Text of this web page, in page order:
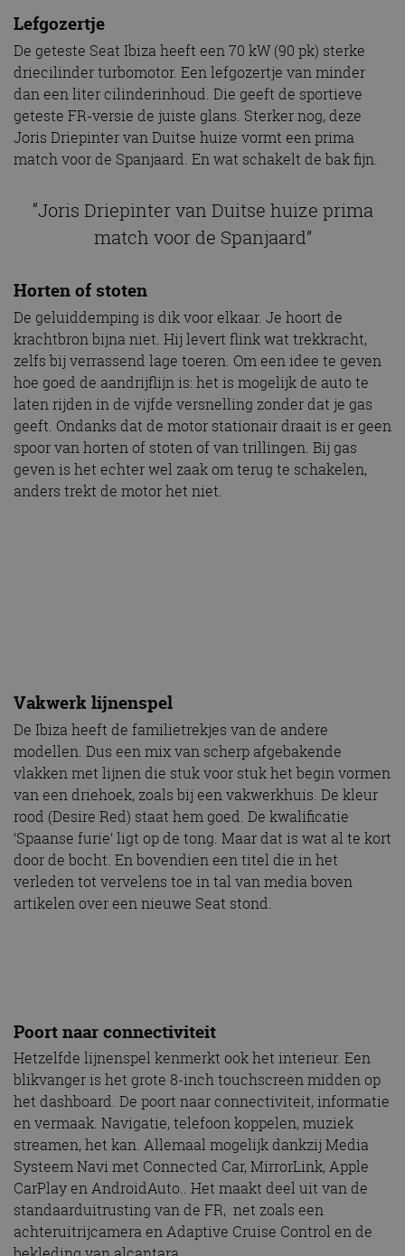
Lefgozertje
De geteste Seat Ibiza heeft een 70 kW (90 pk) sterke
driecilinder turbomotor. Een lefgozertje van minder
dan een liter cilinderinhoud. Die geeft de sportieve
geteste FR-versie de juiste glans. Sterker nog, deze
Joris Driepinter van Duitse huize vormt een prima
match voor de Spanjaard. En wat schakelt de bak fijn.
“Joris Driepinter van Duitse huize prima
match voor de Spanjaard”
Horten of stoten
De geluiddemping is dik voor elkaar. Je hoort de
krachtbron bijna niet. Hij levert flink wat trekkracht,
zelfs bij verrassend lage toeren. Om een idee te geven
hoe goed de aandrijflijn is: het is mogelijk de auto te
laten rijden in de vijfde versnelling zonder dat je gas
geeft. Ondanks dat de motor stationair draait is er geen
spoor van horten of stoten of van trillingen. Bij gas
geven is het echter wel zaak om terug te schakelen,
anders trekt de motor het niet.
Vakwerk lijnenspel
De Ibiza heeft de familietrekjes van de andere
modellen. Dus een mix van scherp afgebakende
vlakken met lijnen die stuk voor stuk het begin vormen
van een driehoek, zoals bij een vakwerkhuis. De kleur
rood (Desire Red) staat hem goed. De kwalificatie
‘Spaanse furie’ ligt op de tong. Maar dat is wat al te kort
door de bocht. En bovendien een titel die in het
verleden tot vervelens toe in tal van media boven
artikelen over een nieuwe Seat stond.
Poort naar connectiviteit
Hetzelfde lijnenspel kenmerkt ook het interieur. Een
blikvanger is het grote 8-inch touchscreen midden op
het dashboard. De poort naar connectiviteit, informatie
en vermaak. Navigatie, telefoon koppelen, muziek
streamen, het kan. Allemaal mogelijk dankzij Media
Systeem Navi met Connected Car, MirrorLink, Apple
CarPlay en AndroidAuto.. Het maakt deel uit van de
standaarduitrusting van de FR, net zoals een
achteruitrijcamera en Adaptive Cruise Control en de